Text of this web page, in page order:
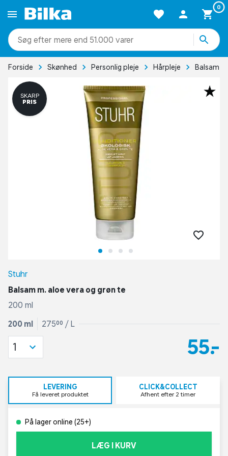
0
mere end 51.000 varer
Forside Skønhed Personlig pleje Hårpleje Balsam
SKARP
PRIS
Stuhr
Balsam m. aloe vera og grøn te
200 ml
200 ml 275,00 / L
55,-
1
LEVERING
Få leveret produktet
CLICK&COLLECT
Afhent efter 2 timer
På lager online (25+)
LÆG I KURV